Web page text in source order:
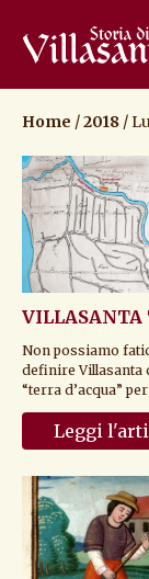
contenuto
Home /2018 /
Non possiamo
definire Villasanta
“terra d’acqua”
significativa
suo territ...
Leggi